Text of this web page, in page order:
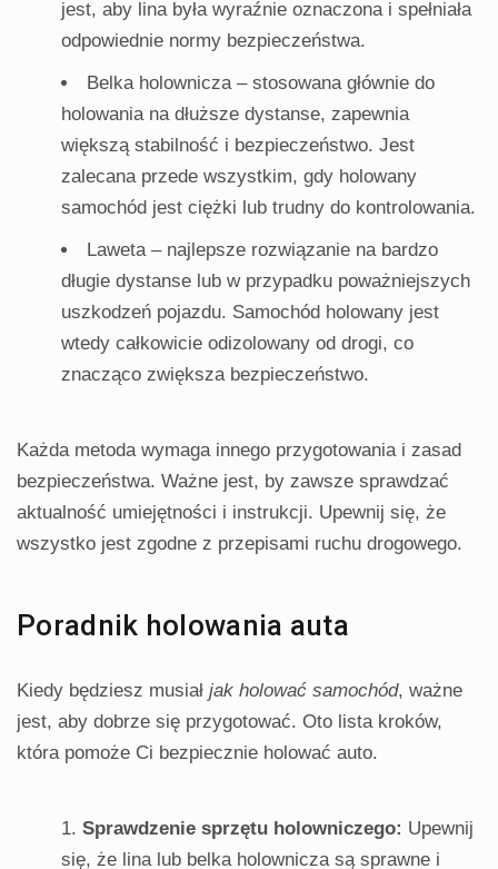
jest, aby lina była wyraźnie oznaczona i spełniała
odpowiednie normy bezpieczeństwa.
Belka holownicza – stosowana głównie do
holowania na dłuższe dystanse, zapewnia
większą stabilność i bezpieczeństwo. Jest
zalecana przede wszystkim, gdy holowany
samochód jest ciężki lub trudny do kontrolowania.
Laweta – najlepsze rozwiązanie na bardzo
długie dystanse lub w przypadku poważniejszych
uszkodzeń pojazdu. Samochód holowany jest
wtedy całkowicie odizolowany od drogi, co
znacząco zwiększa bezpieczeństwo.
Każda metoda wymaga innego przygotowania i zasad
bezpieczeństwa. Ważne jest, by zawsze sprawdzać
aktualność umiejętności i instrukcji. Upewnij się, że
wszystko jest zgodne z przepisami ruchu drogowego.
Poradnik holowania auta
Kiedy będziesz musiał jak holować samochód, ważne
jest, aby dobrze się przygotować. Oto lista kroków,
która pomoże Ci bezpiecznie holować auto.
Sprawdzenie sprzętu holowniczego: Upewnij
się, że lina lub belka holownicza są sprawne i